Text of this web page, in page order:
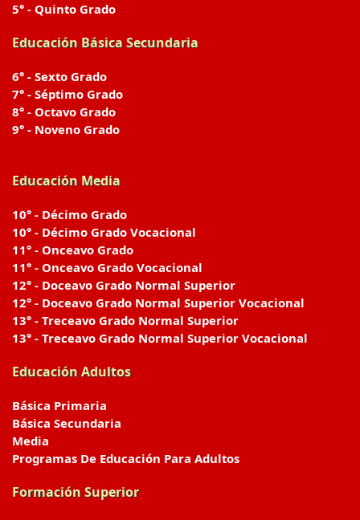
5° - Quinto Grado
Educación Básica Secundaria
6° - Sexto Grado
7° - Séptimo Grado
8° - Octavo Grado
9° - Noveno Grado
Educación Media
10° - Décimo Grado
10° - Décimo Grado Vocacional
11° - Onceavo Grado
11° - Onceavo Grado Vocacional
12° - Doceavo Grado Normal Superior
12° - Doceavo Grado Normal Superior Vocacional
13° - Treceavo Grado Normal Superior
13° - Treceavo Grado Normal Superior Vocacional
Educación Adultos
Básica Primaria
Básica Secundaria
Media
Programas De Educación Para Adultos
Formación Superior